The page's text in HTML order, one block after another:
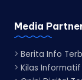
Media
> Berita Info
> Kilas